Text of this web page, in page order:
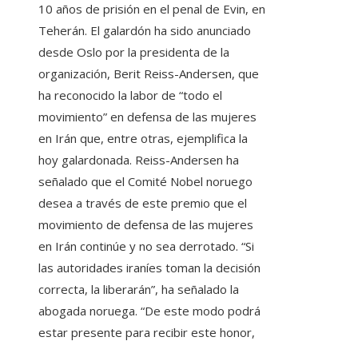
10 años de prisión en el penal de Evin, en
Teherán. El galardón ha sido anunciado
desde Oslo por la presidenta de la
organización, Berit Reiss-Andersen, que
ha reconocido la labor de “todo el
movimiento” en defensa de las mujeres
en Irán que, entre otras, ejemplifica la
hoy galardonada. Reiss-Andersen ha
señalado que el Comité Nobel noruego
desea a través de este premio que el
movimiento de defensa de las mujeres
en Irán continúe y no sea derrotado. “Si
las autoridades iraníes toman la decisión
correcta, la liberarán”, ha señalado la
abogada noruega. “De este modo podrá
estar presente para recibir este honor,